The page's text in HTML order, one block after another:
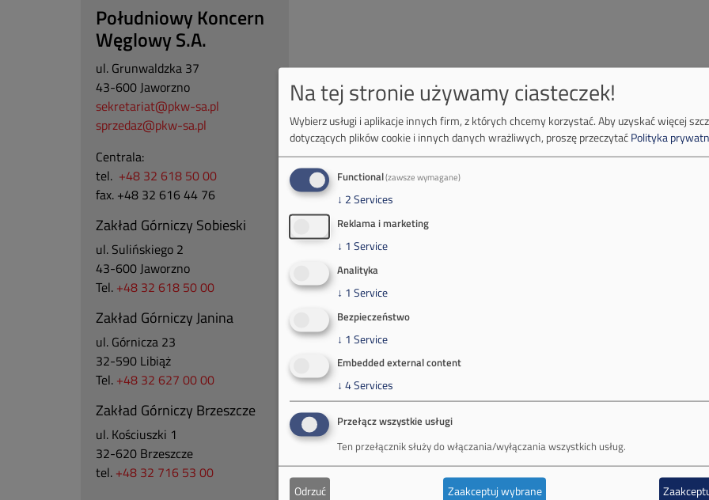
Południowy Koncern
Węglowy S.A.
ul. Grunwaldzka 37
43-600 Jaworzno
sekretariat@pkw-sa.pl
sprzedaz@pkw-sa.pl
Centrala:
tel. +48 32 618 50 00
fax. +48 32 616 44 76
Zakład Górniczy Sobieski
ul. Sulińskiego 2
43-600 Jaworzno
Tel. +48 32 618 50 00
Zakład Górniczy Janina
ul. Górnicza 23
32-590 Libiąż
Tel. +48 32 627 00 00
Zakład Górniczy Brzeszcze
ul. Kościuszki 1
32-620 Brzeszcze
tel. +48 32 716 53 00
Na tej stronie używamy ciasteczek!
Wybierz usługi i aplikacje innych firm, z których chcemy korzystać.Aby uzyskać więcej
dotyczących plików cookie i innych danych wrażliwych, proszę przeczytaćPolityka
Functional(zawsze wymagane)
↓ 2Services
Reklama i marketing
↓ 1 Service
Analityka
↓ 1 Service
Bezpieczeństwo
↓ 1 Service
Embedded external content
↓ 4Services
Przełącz wszystkie usługi
Ten przełącznik służy do włączania/wyłączania wszystkich usług.
Odrzuć Zaakceptuj wybrane